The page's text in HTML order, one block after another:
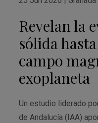
Revelan la
sólida
campo
exoplaneta
Un estudio liderado
de Andalucía (IAA)